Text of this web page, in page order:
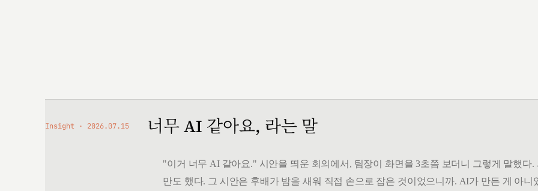
Insight 2026.07.15 너무 AI 같아요, 라는 말
"이거 너무 AI 같아요." 시안을 띄운 회의에서, 팀장이 화면을 3초쯤 보더니 그렇게 말했다
만도 했다. 그 시안은 후배가 밤을 새워 직접 손으로 잡은 것이었으니까. AI가 만든 게 아